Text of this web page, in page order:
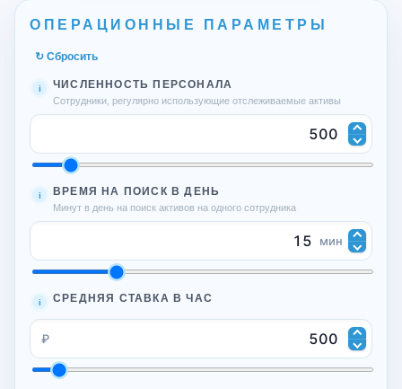
ОПЕРАЦИОННЫЕ ПАРАМЕТРЫ
↻ Сбросить
i ЧИСЛЕННОСТЬ ПЕРСОНАЛА
Сотрудники, регулярно использующие отслеживаемые активы
i ВРЕМЯ НА ПОИСК В ДЕНЬ
Минут в день на поиск активов на одного сотрудника
мин
i СРЕДНЯЯ СТАВКА В ЧАС
₽